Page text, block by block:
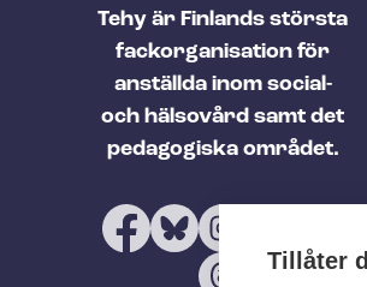
Tehy är Finlands största
fackorganisation för
anställda inom social-
och hälsovård samt det
pedagogiska området.
Tillåter